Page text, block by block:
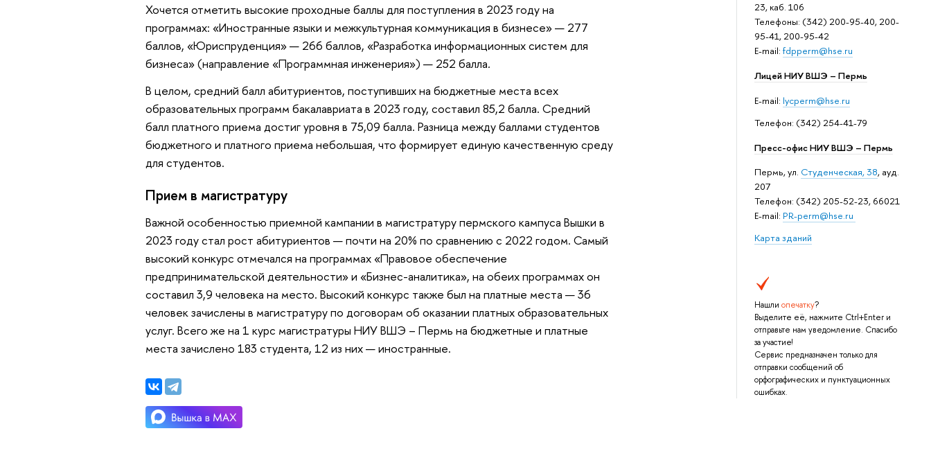
23, каб. 106
Телефоны: (342) 200-95-40, 200-
95-41, 200-95-42
E-mail: fdpperm@hse.ru
Лицей НИУ ВШЭ – Пермь
E-mail: lycperm@hse.ru
Телефон: (342) 254-41-79
Пресс-офис НИУ ВШЭ – Пермь
Пермь, ул. Студенческая, 38, ауд.
207
Телефон: (342) 205-52-23, 66021
E-mail: PR-perm@hse.ru
Карта зданий
Нашли опечатку?
Выделите её, нажмите Ctrl+Enter и
отправьте нам уведомление. Спасибо
за участие!
Сервис предназначен только для
отправки сообщений об
орфографических и пунктуационных
ошибках.
Хочется отметить высокие проходные баллы для поступления в 2023 году на
программах: «Иностранные языки и межкультурная коммуникация в бизнесе» — 277
баллов, «Юриспруденция» — 266 баллов, «Разработка информационных систем для
бизнеса» (направление «Программная инженерия») — 252 балла.
В целом, средний балл абитуриентов, поступивших на бюджетные места всех
образовательных программ бакалавриата в 2023 году, составил 85,2 балла. Средний
балл платного приема достиг уровня в 75,09 балла. Разница между баллами студентов
бюджетного и платного приема небольшая, что формирует единую качественную среду
для студентов.
Прием в магистратуру
Важной особенностью приемной кампании в магистратуру пермского кампуса Вышки в
2023 году стал рост абитуриентов — почти на 20% по сравнению с 2022 годом. Самый
высокий конкурс отмечался на программах «Правовое обеспечение
предпринимательской деятельности» и «Бизнес-аналитика», на обеих программах он
составил 3,9 человека на место. Высокий конкурс также был на платные места — 36
человек зачислены в магистратуру по договорам об оказании платных образовательных
услуг. Всего же на 1 курс магистратуры НИУ ВШЭ – Пермь на бюджетные и платные
места зачислено 183 студента, 12 из них — иностранные.